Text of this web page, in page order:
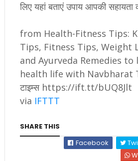
लिए यहां बताएं उपाय आपकी
from Health-Fitness Tips:
Tips, Fitness Tips, Weight
and Ayurveda Remedies to
health life with Navbharat
टाइम्स https://ift.tt/bUQ8Jlt
via IFTTT
SHARE THIS
Facebook